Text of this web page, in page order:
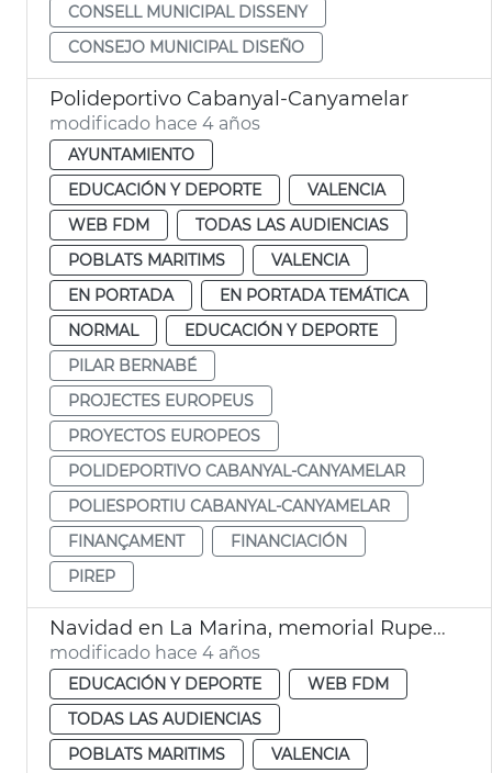
CONSELL MUNICIPAL DISSENY
CONSEJO MUNICIPAL DISEÑO
Polideportivo Cabanyal-Canyamelar
modificado hace 4 años
AYUNTAMIENTO
EDUCACIÓN Y DEPORTE
VALENCIA
WEB FDM
TODAS LAS AUDIENCIAS
POBLATS MARITIMS
VALENCIA
EN PORTADA
EN PORTADA TEMÁTICA
NORMAL
EDUCACIÓN Y DEPORTE
PILAR BERNABÉ
PROJECTES EUROPEUS
PROYECTOS EUROPEOS
POLIDEPORTIVO CABANYAL-CANYAMELAR
POLIESPORTIU CABANYAL-CANYAMELAR
FINANÇAMENT
FINANCIACIÓN
PIREP
Navidad en La Marina, memorial Ruperto Sanjuán
modificado hace 4 años
EDUCACIÓN Y DEPORTE
WEB FDM
TODAS LAS AUDIENCIAS
POBLATS MARITIMS
VALENCIA